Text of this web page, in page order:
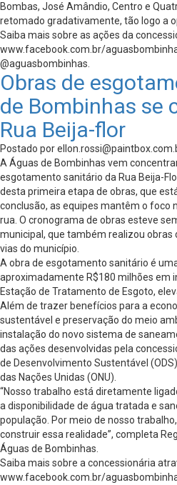
Bombas, José Amândio, Centro e
retomado gradativamente, tão logo a
Saiba mais sobre as ações da
www.facebook.com.br/
@aguasbombinhas.
Obras de
de Bombinhas se
Rua Beija-flor
Postado por
A Águas de Bombinhas vem
esgotamento sanitário da Rua Beija-
desta primeira etapa de obras, que
conclusão, as equipes mantêm o foco
rua. O cronograma de obras esteve
municipal, que também realizou
vias do município.
A obra de esgotamento sanitário é
aproximadamente R$180 milhões em
Estação de Tratamento de Esgoto,
Além de trazer benefícios para a
sustentável e preservação do meio
instalação do novo sistema de
das ações desenvolvidas pela
de Desenvolvimento Sustentável
das Nações Unidas (ONU).
“Nosso trabalho está diretamente
a disponibilidade de água tratada e
população. Por meio de nosso
construir essa realidade”, completa
Águas de Bombinhas.
Saiba mais sobre a concessionária
www.facebook.com.br/